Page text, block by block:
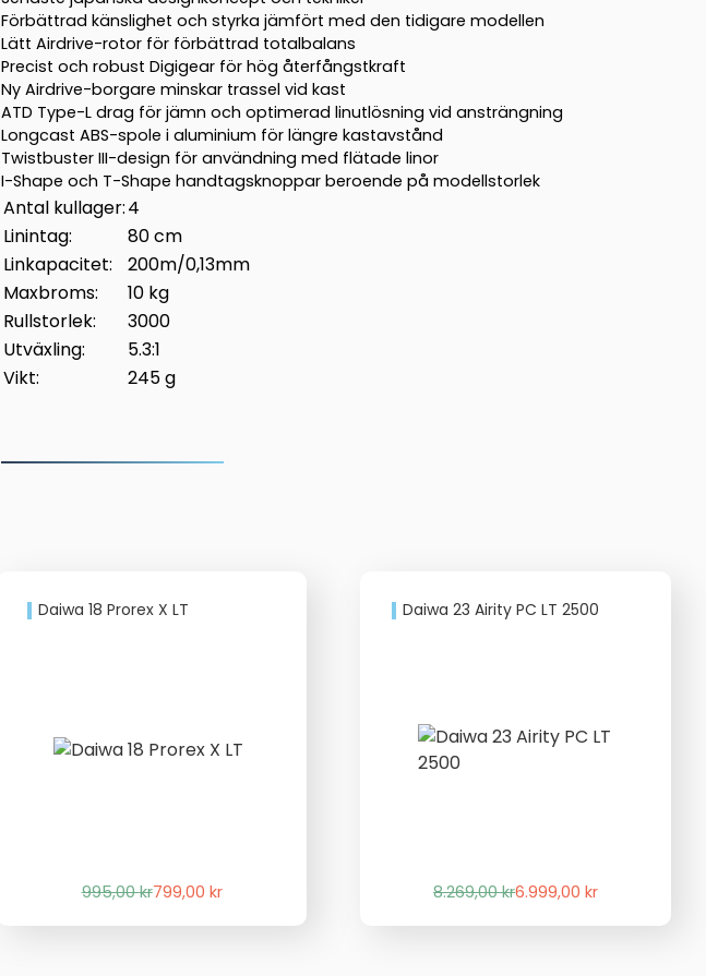
Förbättrad känslighet och styrka jämfört med den tidigare modellen
Lätt Airdrive-rotor för förbättrad totalbalans
Precist och robust Digigear för hög återfångstkraft
Ny Airdrive-borgare minskar trassel vid kast
ATD Type-L drag för jämn och optimerad linutlösning vid ansträngning
Longcast ABS-spole i aluminium för längre kastavstånd
Twistbuster III-design för användning med flätade linor
I-Shape och T-Shape handtagsknoppar beroende på modellstorlek
Antal kullager:4
Linintag:
80 cm
Linkapacitet:
200m/0,13mm
Maxbroms:
10 kg
Rullstorlek:
3000
Utväxling:
5.3:1
Vikt:
245 g
Daiwa 18 Prorex X LT
995,00krDet
799,00 kr
Det
Daiwa 23 Airity PC LT 2500
8.269,00krDet
6.999,00kr
Det